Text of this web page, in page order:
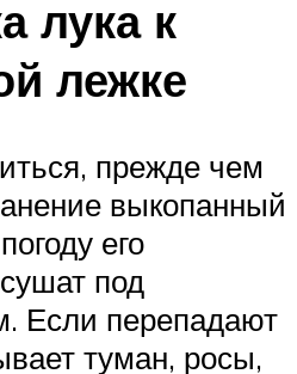
лука к
лежке
прежде чем
выкопанный
его
под
Если перепадают
туман, росы,